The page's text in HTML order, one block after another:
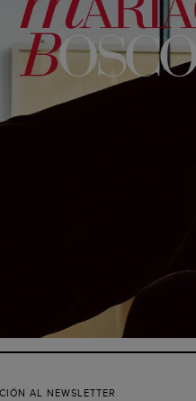
AL NEWSLETTER